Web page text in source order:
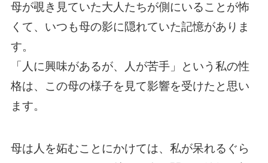
母が覗き見ていた大人たちが側にいることが怖
くて、いつも母の影に隠れていた記憶がありま
す。
「人に興味があるが、人が苦手」という私の性
格は、この母の様子を見て影響を受けたと思い
ます。
母は人を妬むことにかけては、私が呆れるぐら